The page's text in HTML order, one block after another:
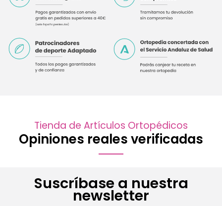
Tienda de Artículos Ortopédicos
Opiniones reales verificadas
Suscríbase a nuestra
newsletter